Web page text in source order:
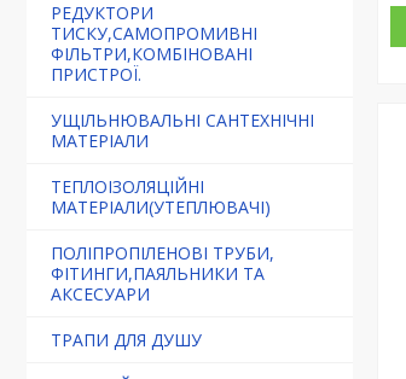
РЕДУКТОРИ
ТИСКУ,САМОПРОМИВНІ
ФІЛЬТРИ,КОМБІНОВАНІ
ПРИСТРОЇ.
УЩІЛЬНЮВАЛЬНІ САНТЕХНІЧНІ
МАТЕРІАЛИ
ТЕПЛОІЗОЛЯЦІЙНІ
МАТЕРІАЛИ(УТЕПЛЮВАЧІ)
ПОЛІПРОПІЛЕНОВІ ТРУБИ,
ФІТИНГИ,ПАЯЛЬНИКИ ТА
АКСЕСУАРИ
ТРАПИ ДЛЯ ДУШУ